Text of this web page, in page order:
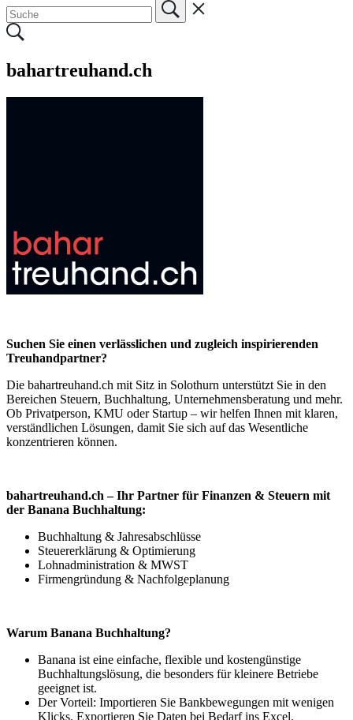
bahartreuhand.ch
Suchen Sie einen verlässlichen und zugleich inspirierenden
Treuhandpartner?
Die bahartreuhand.ch mit Sitz in Solothurn unterstützt Sie in den
Bereichen Steuern, Buchhaltung, Unternehmensberatung und mehr.
Ob Privatperson, KMU oder Startup – wir helfen Ihnen mit klaren,
verständlichen Lösungen, damit Sie sich auf das Wesentliche
konzentrieren können.
bahartreuhand.ch – Ihr Partner für Finanzen & Steuern mit
der Banana Buchhaltung:
Buchhaltung & Jahresabschlüsse
Steuererklärung & Optimierung
Lohnadministration & MWST
Firmengründung & Nachfolgeplanung
Warum Banana Buchhaltung?
Banana ist eine einfache, flexible und kostengünstige
Buchhaltungslösung, die besonders für kleinere Betriebe
geeignet ist.
Der Vorteil: Importieren Sie Bankbewegungen mit wenigen
Klicks. Exportieren Sie Daten bei Bedarf ins Excel.